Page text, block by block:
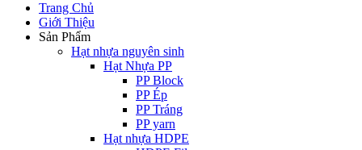
Trang Chủ
Giới Thiệu
Sản Phẩm
Hạt nhựa nguyên sinh
Hạt Nhựa PP
PP Block
PP Ép
PP Tráng
PP yarn
Hạt nhựa HDPE